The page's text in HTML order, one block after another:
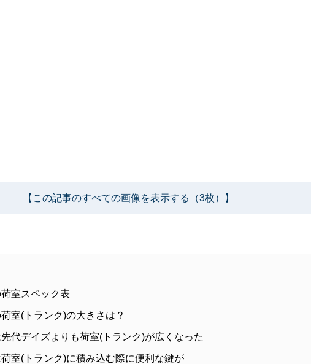
【この記事のすべての画像を表示する（3枚）】
室スペック表
室(トランク)の大きさは？
代デイズよりも荷室(トランク)が広くなった
室(トランク)に積み込む際に便利な鍵が